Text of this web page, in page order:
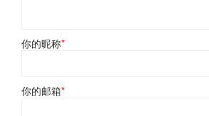
你的昵称*
你的邮箱*